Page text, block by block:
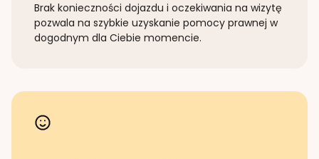
Brak konieczności dojazdu i oczekiwania na wizytę
pozwala na szybkie uzyskanie pomocy prawnej w
dogodnym dla Ciebie momencie.